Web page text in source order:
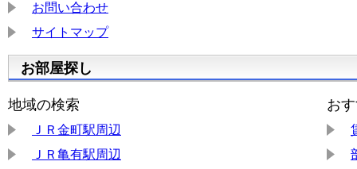
お問い合わせ
サイトマップ
お部屋探し
地域の検索
ＪＲ金町駅周辺
ＪＲ亀有駅周辺
お